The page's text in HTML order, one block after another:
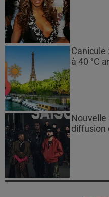
Canicule
à 40 °C
Nouvelle
diffusion